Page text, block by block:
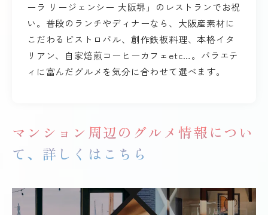
ーラ リージェンシー 大阪堺」のレストランでお祝
い。普段のランチやディナーなら、大阪産素材に
こだわるビストロバル、創作鉄板料理、本格イタ
リアン、自家焙煎コーヒーカフェetc…。バラエテ
ィに富んだグルメを気分に合わせて選べます。
マンション周辺のグルメ情報につい
て、詳しくはこちら